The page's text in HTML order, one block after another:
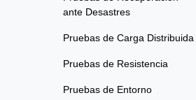
ante Desastres
Pruebas de Carga Distribuida
Pruebas de Resistencia
Pruebas de Entorno